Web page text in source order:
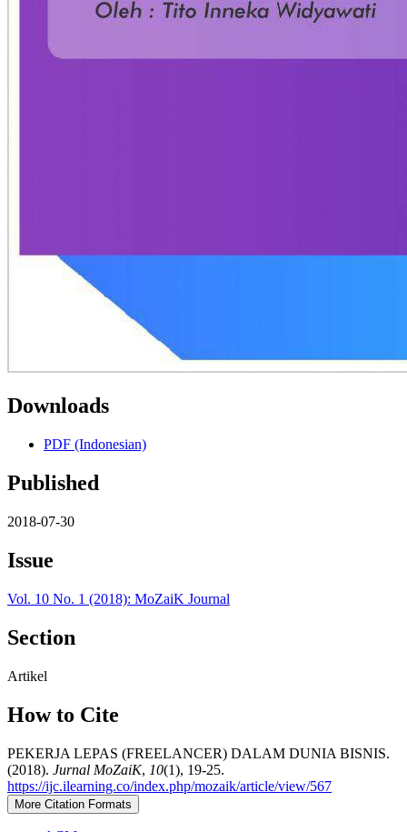
Downloads
PDF (Indonesian)
Published
2018-07-30
Issue
Vol. 10 No. 1 (2018): MoZaiK Journal
Section
Artikel
How to Cite
PEKERJA LEPAS (FREELANCER) DALAM DUNIA BISNIS.
(2018). Jurnal MoZaiK, 10(1), 19-25.
https://ijc.ilearning.co/index.php/mozaik/article/view/567
More Citation Formats